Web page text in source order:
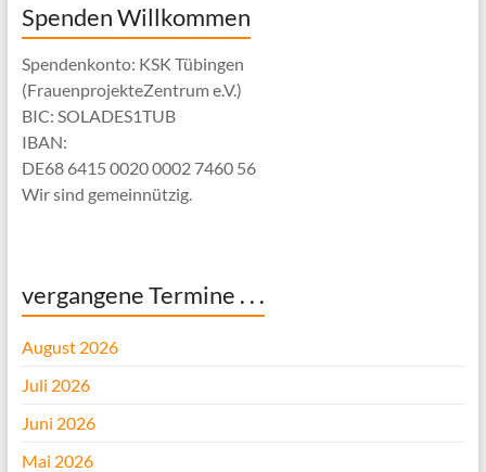
Spenden Willkommen
Spendenkonto: KSK Tübingen
(FrauenprojekteZentrum e.V.)
BIC: SOLADES1TUB
IBAN:
DE68 6415 0020 0002 7460 56
Wir sind gemeinnützig.
vergangene Termine . . .
August 2026
Juli 2026
Juni 2026
Mai 2026